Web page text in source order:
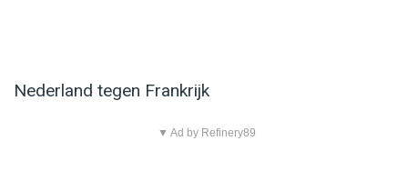
Nederland tegen Frankrijk
▼ Ad by Refinery89